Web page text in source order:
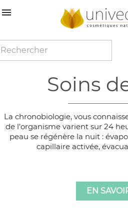

soins
La chronobiologie, vous
de l’organisme varient sur 24
peau se régénère la nuit :
capillaire activée,
EN